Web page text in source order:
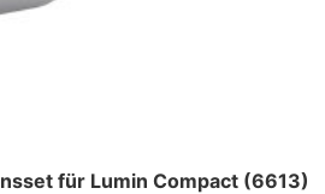
für Lumin Compact (6613)